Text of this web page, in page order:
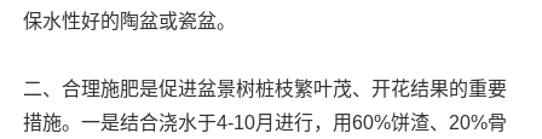
保水性好的陶盆或瓷盆。
二、合理施肥是促进盆景树桩枝繁叶茂、开花结果的重要
措施。一是结合浇水于4-10月进行，用60%饼渣、20%骨